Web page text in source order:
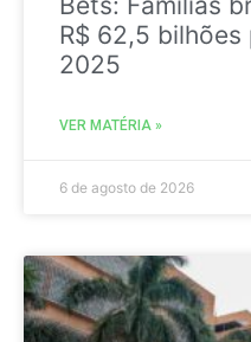
R$ 62,5
2025
VER MATÉRIA »
6 de agosto de 2026